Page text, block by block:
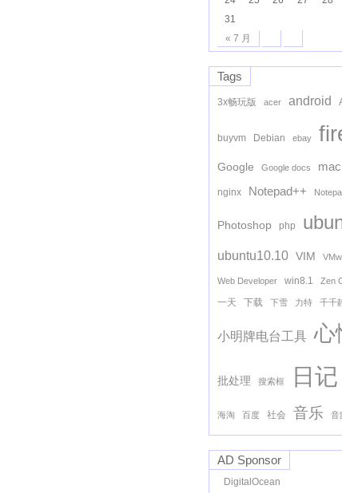
31
« 7 月
Tags
3x畅玩版 acer android
buyvm Debian ebay
Google Google docs mac
nginx Notepad++
Photoshop php
ubuntu10.10 VIM
Web Developer win8.1 Zen
一天 下载 下雪 力特 千千
小明牌电台工具 心
批处理 搜索框 日记
海淘 百度 社会 音乐 音
AD Sponsor
DigitalOcean